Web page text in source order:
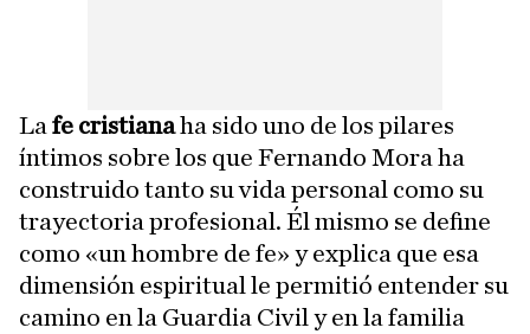
La fe cristianaha sido uno de los pilares
íntimos sobre los que Fernando Mora ha
construido tanto su vida personal como su
trayectoria profesional. Él mismo se define
como «un hombre de fe» y explica que esa
dimensión espiritual le permitió entender su
camino en la Guardia Civil y en la familia